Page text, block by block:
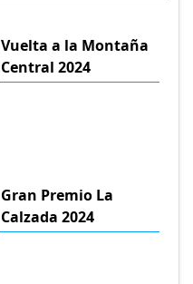
Vuelta a la Montaña
Central 2024
Gran Premio La
Calzada 2024